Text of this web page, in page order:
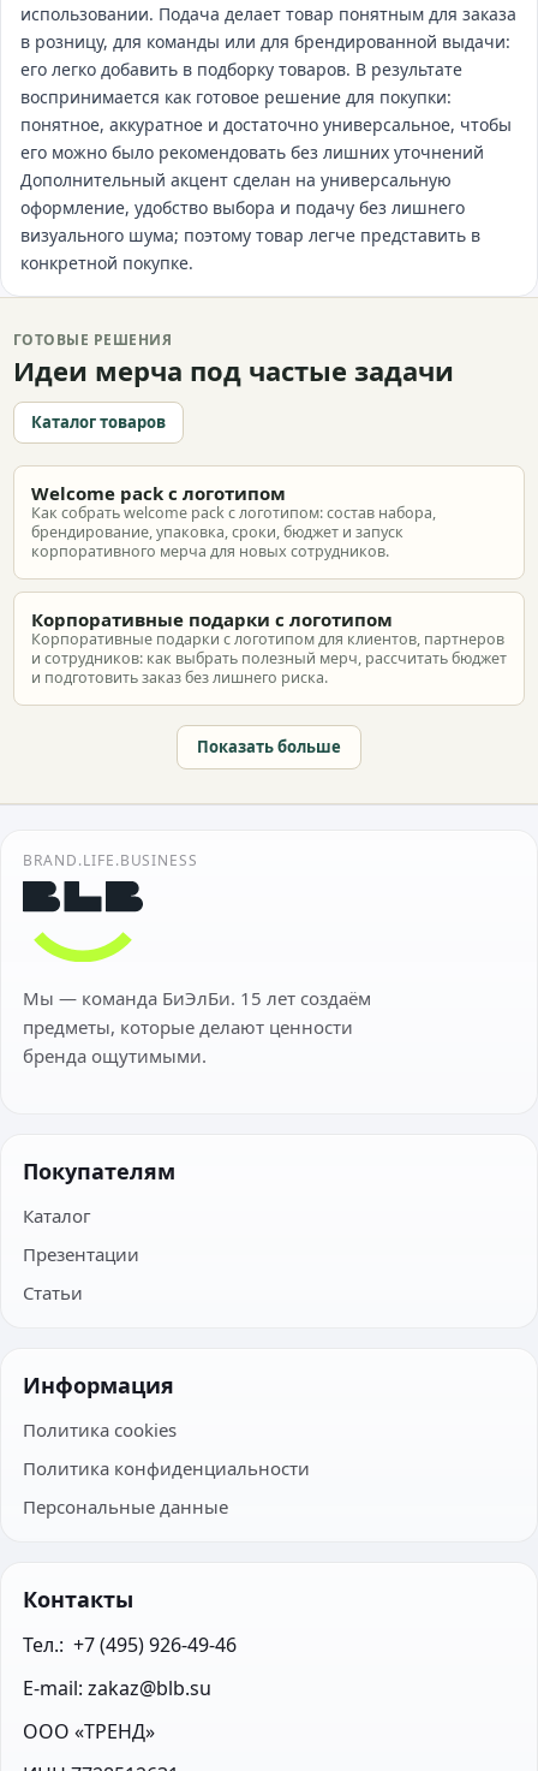
использовании. Подача делает товар понятным для заказа
в розницу, для команды или для брендированной выдачи:
его легко добавить в подборку товаров. В результате
воспринимается как готовое решение для покупки:
понятное, аккуратное и достаточно универсальное, чтобы
его можно было рекомендовать без лишних уточнений
Дополнительный акцент сделан на универсальную
оформление, удобство выбора и подачу без лишнего
визуального шума; поэтому товар легче представить в
конкретной покупке.
ГОТОВЫЕ РЕШЕНИЯ
Идеи мерча под частые задачи
Каталог товаров
Welcome pack с логотипом
Как собрать welcome pack с логотипом: состав набора,
брендирование, упаковка, сроки, бюджет и запуск
корпоративного мерча для новых сотрудников.
Корпоративные подарки с логотипом
Корпоративные подарки с логотипом для клиентов, партнеров
и сотрудников: как выбрать полезный мерч, рассчитать бюджет
и подготовить заказ без лишнего риска.
Показать больше
BRAND.LIFE.BUSINESS
Мы — команда БиЭлБи. 15 лет создаём
предметы, которые делают ценности
бренда ощутимыми.
Покупателям
Каталог
Презентации
Статьи
Информация
Политика cookies
Политика конфиденциальности
Персональные данные
Контакты
Тел.:  +7 (495) 926-49-46
E-mail: zakaz@blb.su
ООО «ТРЕНД»